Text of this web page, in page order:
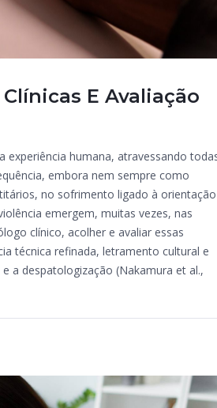
E Avaliação
experiência humana, atravessando
embora nem sempre como
no sofrimento ligado à orientação
emergem, muitas vezes, nas
clínico, acolher e avaliar essas
técnica refinada, letramento cultural e
a despatologização (Nakamura et al.,